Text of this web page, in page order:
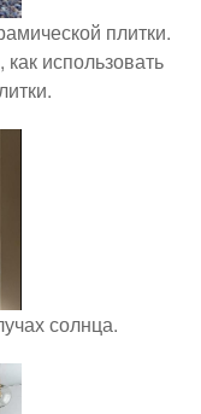
плитки.
использовать
солнца.